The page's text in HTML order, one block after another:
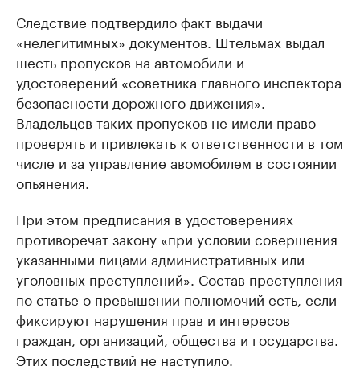
Следствие подтвердило факт выдачи
«нелегитимных» документов. Штельмах выдал
шесть пропусков на автомобили и
удостоверений «советника главного инспектора
безопасности дорожного движения».
Владельцев таких пропусков не имели право
проверять и привлекать к ответственности в том
числе и за управление авомобилем в состоянии
опьянения.
При этом предписания в удостоверениях
противоречат закону «при условии совершения
указанными лицами административных или
уголовных преступлений». Состав преступления
по статье о превышении полномочий есть, если
фиксируют нарушения прав и интересов
граждан, организаций, общества и государства.
Этих последствий не наступило.